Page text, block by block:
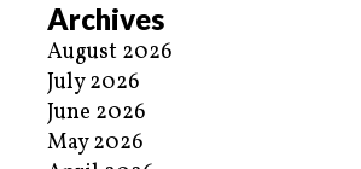
Archives
August 2026
July 2026
June 2026
May 2026